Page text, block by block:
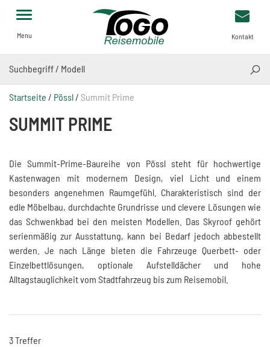
Menu Kontakt
Startseite / Pössl/ Summit Prime
SUMMIT PRIME
Die Summit-Prime-Baureihe von Pössl steht für hochwertige
Kastenwagen mit modernem Design, viel Licht und einem
besonders angenehmen Raumgefühl. Charakteristisch sind der
edle Möbelbau, durchdachte Grundrisse und clevere Lösungen wie
das Schwenkbad bei den meisten Modellen. Das Skyroof gehört
serienmäßig zur Ausstattung, kann bei Bedarf jedoch abbestellt
werden. Je nach Länge bieten die Fahrzeuge Querbett- oder
Einzelbettlösungen, optionale Aufstelldächer und hohe
Alltagstauglichkeit vom Stadtfahrzeug bis zum Reisemobil.
3 Treffer